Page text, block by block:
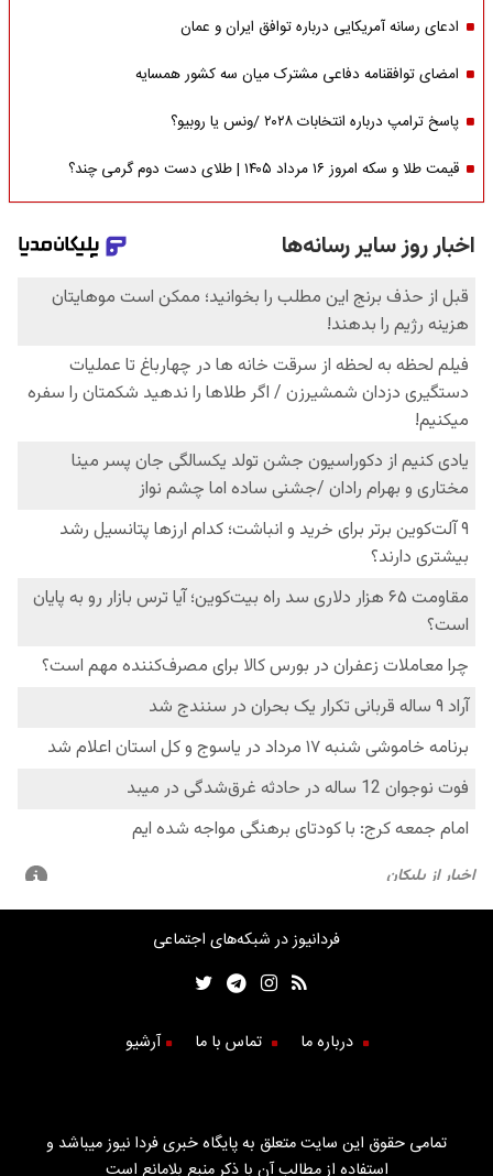
ادعای رسانه آمریکایی درباره توافق ایران و عمان
امضای توافقنامه دفاعی مشترک میان سه کشور همسایه
پاسخ ترامپ درباره انتخابات ۲۰۲۸ /ونس یا روبیو؟
قیمت طلا و سکه امروز ۱۶ مرداد ۱۴۰۵ | طلای دست دوم گرمی چند؟
فردانیوز در شبکه‌های اجتماعی
درباره ما تماس با ما آرشیو
تمامی حقوق این سایت متعلق به پایگاه خبری فردا نیوز میباشد و
استفاده از مطالب آن با ذکر منبع بلامانع است